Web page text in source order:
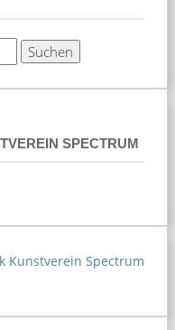
SPECTRUM
Kunstverein Spectrum